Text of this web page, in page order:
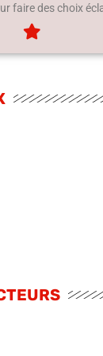
faire des choix